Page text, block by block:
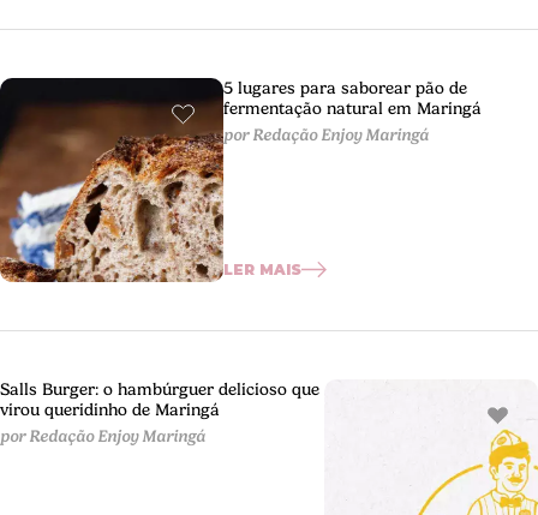
5 lugares para saborear pão de
fermentação natural em Maringá
por Redação Enjoy Maringá
LER MAIS
Salls Burger: o hambúrguer delicioso que
virou queridinho de Maringá
por Redação Enjoy Maringá